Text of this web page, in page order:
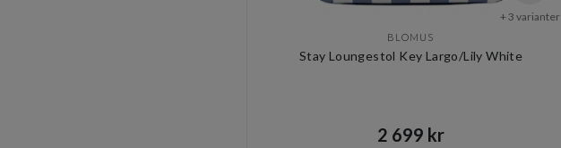
+ 3 varianter
BLOMUS
Stay Loungestol Key Largo/Lily White
2 699 kr​​